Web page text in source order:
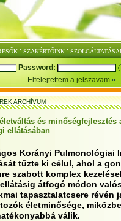
: SZAKÉRTŐINK :
Password:
Elfelejtettem a jelszavam
ARCHÍVUM
és minőségfejlesztés
ellátásában
Korányi Pulmonológiai
tűzte ki célul, ahol a
szabott komplex
átfogó módon
tapasztalatcsere révén
életminősége,
válik.